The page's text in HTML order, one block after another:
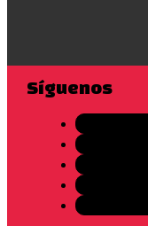
Síguenos